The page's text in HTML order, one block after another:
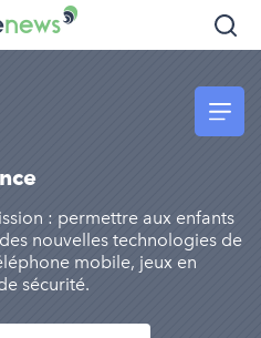
: permettre aux enfants
nouvelles technologies de
mobile, jeux en
sécurité.